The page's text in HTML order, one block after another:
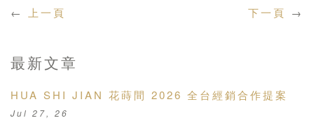
← 上一頁 下一頁 →
最新文章
HUA SHI JIAN 花蒔間 2026 全台經銷合作提案
Jul 27, 26